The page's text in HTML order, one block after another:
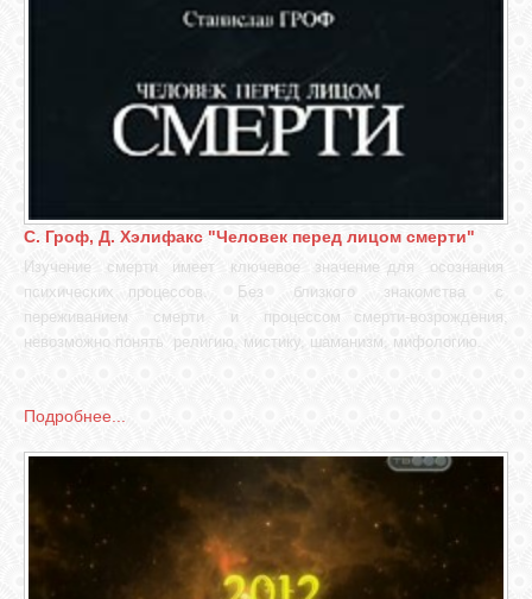
С. Гроф, Д. Хэлифакс "Человек перед лицом смерти"
Изучение смерти имеет ключевое значение для осознания
психических процессов. Без близкого знакомства с
переживанием смерти и процессом смерти-возрождения,
невозможно понять религию, мистику, шаманизм, мифологию.
Подробнее...